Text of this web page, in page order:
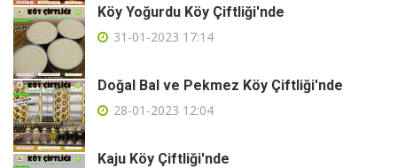
Köy Yoğurdu Köy Çiftliği'nde
31-01-2023 17:14
Doğal Bal ve Pekmez Köy Çiftliği'nde
28-01-2023 12:04
Kaju Köy Çiftliği'nde